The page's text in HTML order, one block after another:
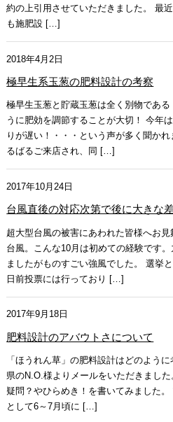
約の上引用させていただきました。 最
も施肥設 […]
2018年4月2日
極早生系玉葱の肥料設計の考察
極早生玉葱と貯蔵玉葱は全く別物であ
うに肥効を調節することが大切！ 今年
りが遅い！・・・という声が多く聞か
るばるご来店され、同 […]
2017年10月24日
台風直後の対応次第で後に大きな
超大型台風の被害にあわれた皆様へお
台風。こんな10月は初めての経験です
ましたがものすごい強風でした。 選挙
日前投票には行っており […]
2017年9月18日
肥料設計のアバウトさについて
「ほうれん草」の肥料設計はどのよう
県のN.O.様よりメールをいただきまし
疑問？やひらめき！を書いてみました
として6～7月頃に […]